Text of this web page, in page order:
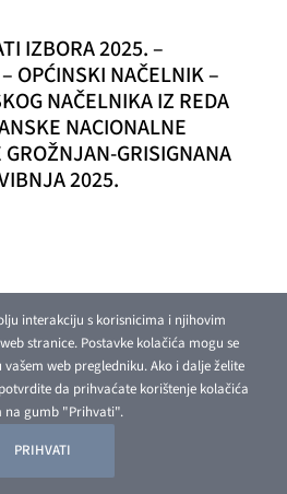
IZBORA 2025. –
OPĆINSKI NAČELNIK –
NAČELNIKA IZ REDA
NACIONALNE
GRISIGNANA
2025.
interakciju s korisnicima i njihovim
stranice. Postavke kolačića mogu se
web pregledniku. Ako i dalje želite
da prihvaćate korištenje kolačića
na gumb "Prihvati".
PRIHVATI